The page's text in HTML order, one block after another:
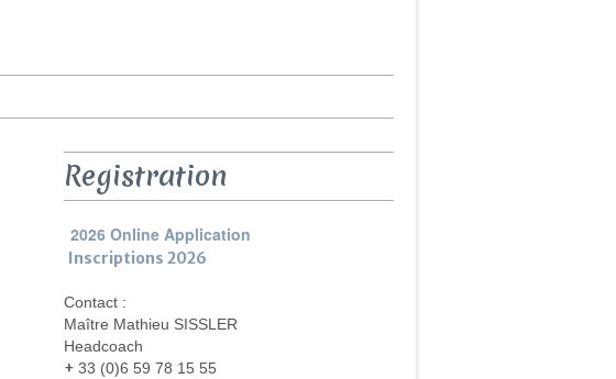
Registration
2026 Online Application
Inscriptions 2026
Contact :
Maître Mathieu SISSLER
Headcoach
+ 33 (0)6 59 78 15 55